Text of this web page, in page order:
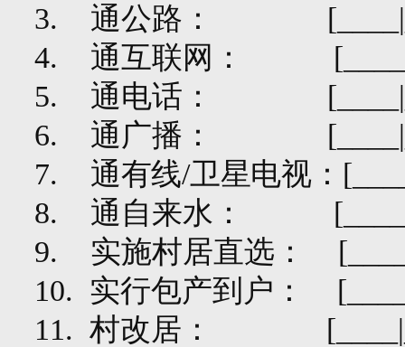
3.
通公路：
4.
通互联网：
5.
通电话：
6.
通广播：
7.
通有线/卫星电视：
8.
通自来水：
9.
实施村居直选：
10. 实行包产到户：
11. 村改居：